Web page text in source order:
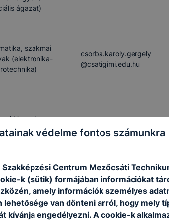
ágazat)
szakmai
(elektronika-
csorba.karoly.gergely​
@csatigimi.edu.hu
tárgyak
tárgyak
védelme fontos számunkra
Centrum Mezőcsáti
k (sütik) formájában információkat
amely információk személyes
lehetősége van dönteni arról, hogy mely
kívánja engedélyezni. A cookie-k